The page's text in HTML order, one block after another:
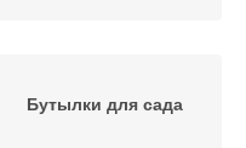
Бутылки для сада